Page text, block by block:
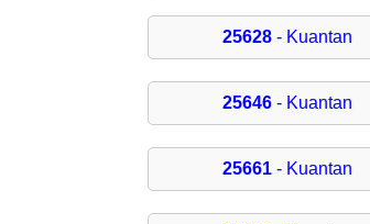
25628 - Kuantan
25646 - Kuantan
25661 - Kuantan